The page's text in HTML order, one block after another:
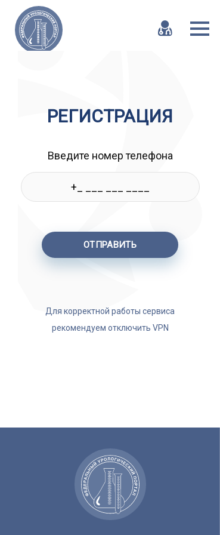
РЕГИСТРАЦИЯ
Введите номер телефона
ОТПРАВИТЬ
Для корректной работы сервиса
рекомендуем отключить VPN